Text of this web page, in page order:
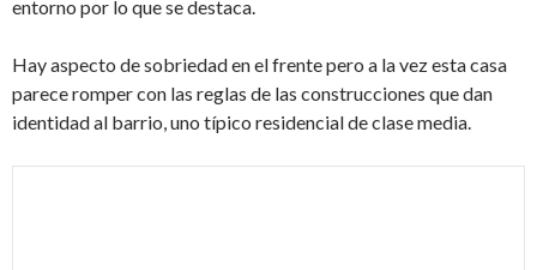
entorno por lo que se destaca.
Hay aspecto de sobriedad en el frente pero a la vez esta casa
parece romper con las reglas de las construcciones que dan
identidad al barrio, uno típico residencial de clase media.